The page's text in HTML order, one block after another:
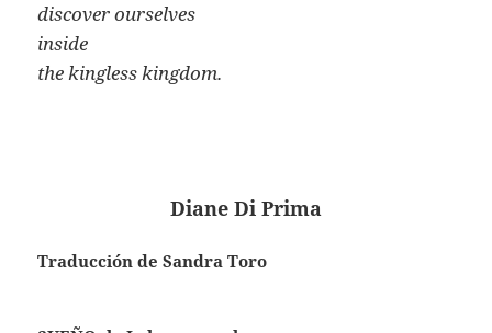
discover ourselves
inside
the kingless kingdom.
Diane Di Prima
Traducción de Sandra Toro